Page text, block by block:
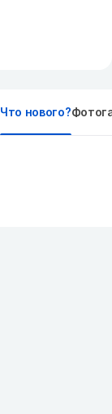
Что нового?